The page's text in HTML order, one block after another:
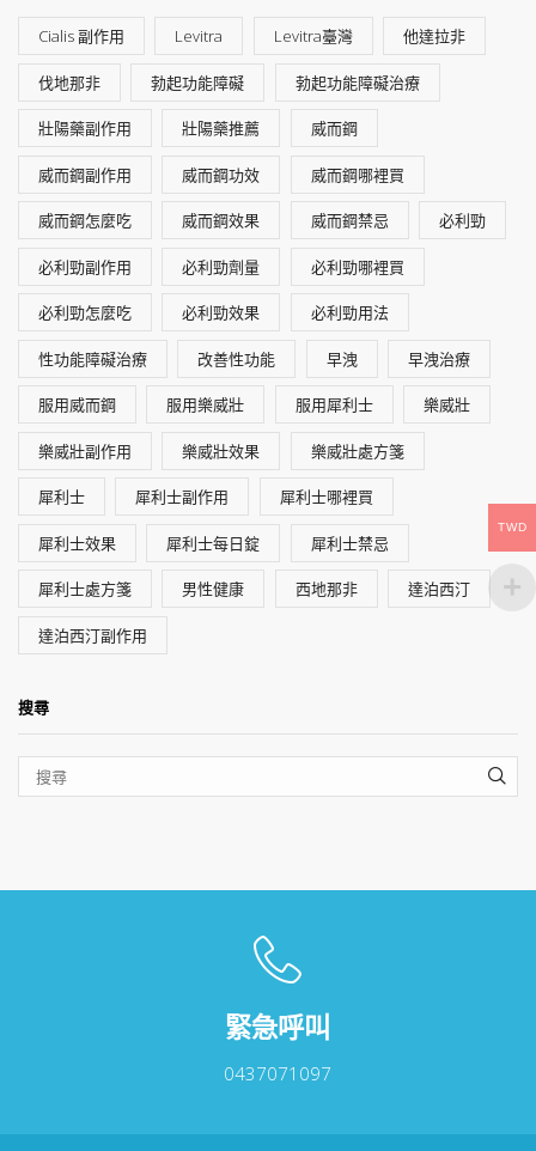
Cialis 副作用 Levitra Levitra臺灣 他達拉非
伐地那非 勃起功能障礙 勃起功能障礙治療
壯陽藥副作用 壯陽藥推薦 威而鋼
威而鋼副作用 威而鋼功效 威而鋼哪裡買
威而鋼怎麼吃 威而鋼效果 威而鋼禁忌 必利勁
必利勁副作用 必利勁劑量 必利勁哪裡買
必利勁怎麼吃 必利勁效果 必利勁用法
性功能障礙治療 改善性功能 早洩 早洩治療
服用威而鋼 服用樂威壯 服用犀利士 樂威壯
樂威壯副作用 樂威壯效果 樂威壯處方箋
犀利士 犀利士副作用 犀利士哪裡買
犀利士效果 犀利士每日錠 犀利士禁忌
犀利士處方箋 男性健康 西地那非 達泊西汀
達泊西汀副作用
搜尋
緊急呼叫
0437071097
TWD